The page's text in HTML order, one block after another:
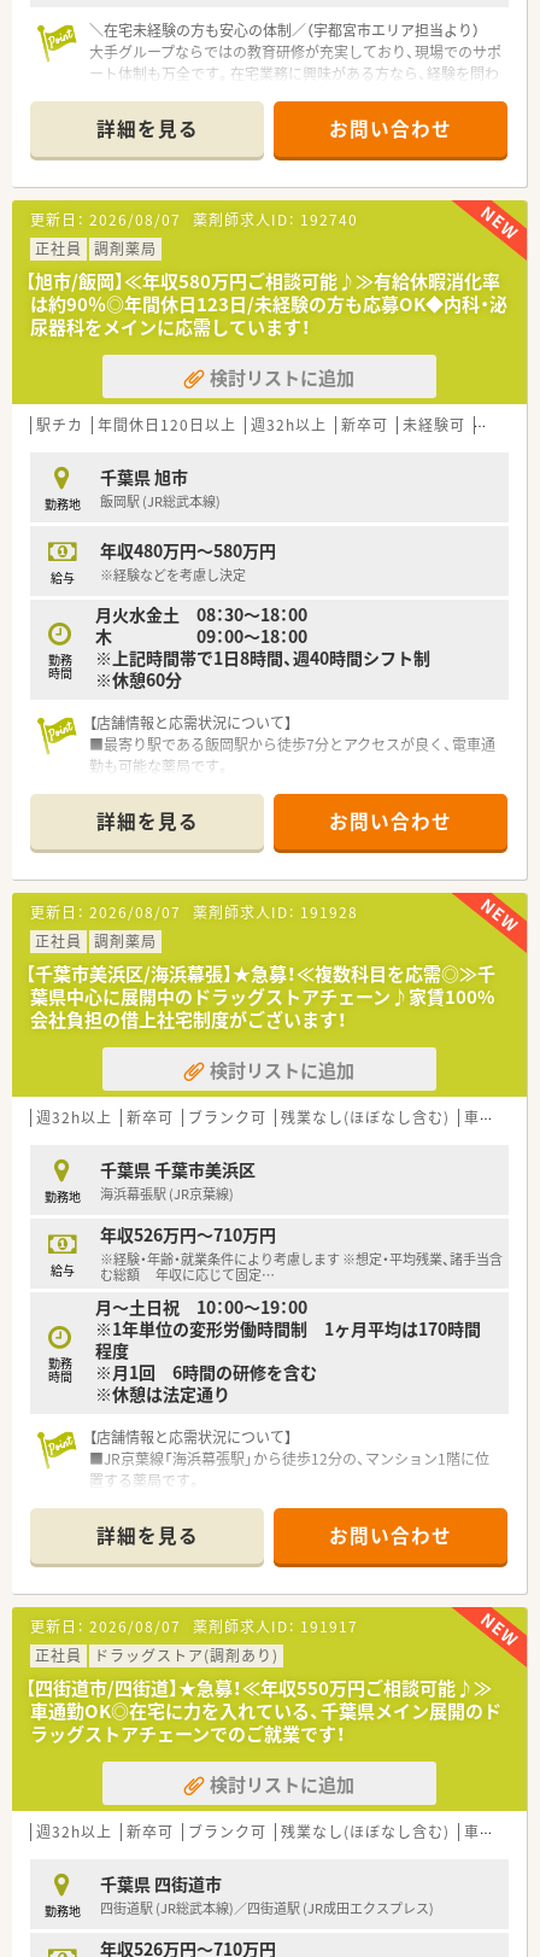
＼在宅未経験の方も安心の体制／（宇都宮市エリア担当より）
大手グループならではの教育研修が充実しており、現場でのサポ
ート体制も万全です。在宅業務に興味がある方なら、経験を問わ
＊------------------------------------------＊
【店舗情報と応需状況について】
■宇都宮駅から車で17分ほどの場所に位置しており、内科や小
児科など複数の科目の処方箋を1日56枚ほど受け付けています。
■地域に根ざした医療を提供しており、患者様一人ひとりと丁寧
に向き合える環境が整っているため、やりがいを感じながら働け
ます。
■最新の薬歴入力システムや調剤鑑査システムを完備しており、
安全かつスピーディーに日々の業務を遂行することが可能な店
舗です。
【募集背景と求める人物像について】
■今回は在宅業務を強化するための増員募集となっており、車の
運転が可能な方を対象として、即戦力として活躍できる方を求め
■在宅医療への熱意があり、新しい環境でスキルを磨きたいと考
えている方はぜひご応募ください。
■周囲と円滑なコミュニケーションが取れる方を歓迎しており、
を募ります。
■ITや農業など約50社を擁する大手グループの一員であり、経営
基盤が非常に安定しているため、腰を据えて長く勤務いただけま
す。
■役職に関わらず意見交換ができるフラットな社風が特徴で、ボ
ありません。
■過剰な設備投資を抑えて社員に還元する方針を掲げており、会
社の利益に貢献した社員にはインセンティブが支給される場合
もあります。
【想定される業務内容】
■基本的な調剤や監査、服薬指導に加えて、車の運転を伴う居宅
や施設への在宅訪問業務がメインの担当となり、深く患者様を支
えます。
■複数の店舗を経験できる流動的な勤務体制を選択することも
可能であり、多種多様な処方箋に触れることで、全科目の経験を
積めます。
■最新のシステムが現場を強力にバックアップしてくれるため、
事務作業の負担が軽減され、薬剤師本来の業務に集中できる環境
があります。
詳細を見る お問い合わせ
更新日： 2026/08/07 薬剤師求人ID： 192740
正社員
調剤薬局
【旭市/飯岡】≪年収580万円ご相談可能♪≫有給休暇消化率
は約90％◎年間休日123日/未経験の方も応募OK◆内科・泌
尿器科をメインに応需しています！
検討リストに追加
駅チカ 年間休日120日以上 週32h以上 新卒可 未経験可 残業な
勤務地
千葉県 旭市
飯岡駅 (JR総武本線)
給与
年収480万円～580万円
※経験などを考慮し決定
勤務
時間
月火水金土 08：30〜18：00
木 09：00～18：00
※上記時間帯で1日8時間、週40時間シフト制
※休憩60分
【店舗情報と応需状況について】
■最寄り駅である飯岡駅から徒歩7分とアクセスが良く、電車通
勤も可能な薬局です。
は平均60枚程度です。
■常勤薬剤師5名と非常勤薬剤師3名が在籍しており、人員に厚
みを持たせた体制です。
【求人情報について】
■これまでのご経験やスキルを最大限に考慮し、年収480万円～
580万円をご提示します。
■遠方からのご入社も歓迎しており、自己負担12,000円で入居
できる社宅制度があります。
■年間休日は123日と充実しており、プライベートの時間も大切
にできる環境です。
【想定される業務内容】
■クリニックから応需する内科、泌尿器科、眼科の処方箋に基づ
く調剤・監査・服薬指導が中心です。
て丁寧な対応をお願いします。
■ご希望とご経験に応じて、個人宅などへの在宅医療にも携わっ
ていただくことが可能です。
【やりがい/おすすめポイント】
■人員体制にゆとりがあるため、焦ることなく丁寧な服薬指導を
実践できる環境です。
■残業がほとんどなく18時には業務が終わるため、平日の夜も
有効に活用できます。
■駅から徒歩圏内というアクセスの良さで、日々の通勤ストレス
が少ない点も魅力です。
詳細を見る お問い合わせ
更新日： 2026/08/07 薬剤師求人ID： 191928
正社員
調剤薬局
【千葉市美浜区/海浜幕張】★急募！≪複数科目を応需◎≫千
葉県中心に展開中のドラッグストアチェーン♪家賃100%
会社負担の借上社宅制度がございます！
検討リストに追加
週32h以上 新卒可 ブランク可 残業なし(ほぼなし含む) 車通勤可
勤務地
千葉県 千葉市美浜区
海浜幕張駅 (JR京葉線)
給与
年収526万円～710万円
※経験・年齢・就業条件により考慮します ※想定・平均残業、諸手当含
む総額 年収に応じて固定…
勤務
時間
月～土日祝 10：00～19：00
※1年単位の変形労働時間制 1ヶ月平均は170時間
程度
※月1回 6時間の研修を含む
※休憩は法定通り
【店舗情報と応需状況について】
■JR京葉線「海浜幕張駅」から徒歩12分の、マンション1階に位
置する薬局です。
の処方箋も多く応需しています。
■処方箋枚数は1日50～60枚程で、薬剤師常時1～2名と事務2名
体制で対応しています。
【法人特徴について】
■千葉県を中心に約100店舗の調剤薬局やドラッグストアを展
開し、地域医療に深く貢献しています。
■調剤事業のほか介護サービスも運営し、セルフメディケーショ
ンと在宅医療を推進しています。
■看護師やケアマネージャーなど多職種が在籍し、連携して地域
の健康をサポートしています。
【想定される業務内容】
■主な業務は、処方箋に基づく調剤業務、監査業務、患者様への
丁寧な服薬指導です。
方箋対応をお願いします。
■全店が調剤分離申請済みのため、レジ打ちや品出しはなく調剤
業務に専念できます。
詳細を見る お問い合わせ
更新日： 2026/08/07 薬剤師求人ID： 191917
正社員
ドラッグストア(調剤あり)
【四街道市/四街道】★急募！≪年収550万円ご相談可能♪≫
車通勤OK◎在宅に力を入れている、千葉県メイン展開のド
ラッグストアチェーンでのご就業です！
検討リストに追加
週32h以上 新卒可 ブランク可 残業なし(ほぼなし含む) 車通勤可
勤務地
千葉県 四街道市
四街道駅 (JR総武本線)／四街道駅 (JR成田エクスプレス)
年収526万円～710万円